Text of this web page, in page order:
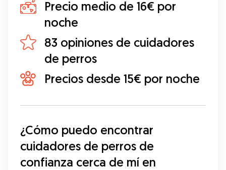
Precio medio de 16€ por
noche
83 opiniones de cuidadores
de perros
Precios desde 15€ por noche
¿Cómo puedo encontrar
cuidadores de perros de
confianza cerca de mí en